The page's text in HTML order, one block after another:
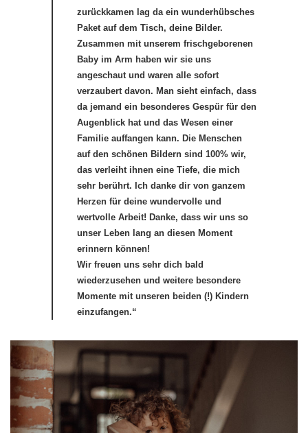
zurückkamen lag da ein wunderhübsches
Paket auf dem Tisch, deine Bilder.
Zusammen mit unserem frischgeborenen
Baby im Arm haben wir sie uns
angeschaut und waren alle sofort
verzaubert davon. Man sieht einfach, dass
da jemand ein besonderes Gespür für den
Augenblick hat und das Wesen einer
Familie auffangen kann. Die Menschen
auf den schönen Bildern sind 100% wir,
das verleiht ihnen eine Tiefe, die mich
sehr berührt. Ich danke dir von ganzem
Herzen für deine wundervolle und
wertvolle Arbeit! Danke, dass wir uns so
unser Leben lang an diesen Moment
erinnern können!
Wir freuen uns sehr dich bald
wiederzusehen und weitere besondere
Momente mit unseren beiden (!) Kindern
einzufangen.“